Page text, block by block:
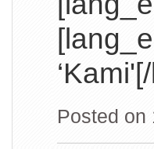
Posted on